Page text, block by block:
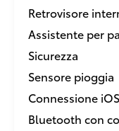
Retrovisore
Assistente per
Sicurezza
Sensore pioggia
Connessione
Bluetooth con